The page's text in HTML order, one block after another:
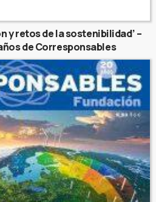
y retos de la sostenibilidad’ –
de Corresponsables